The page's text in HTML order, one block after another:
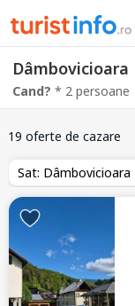
Dâmbovicioara
Cand? * 2 persoane
19 oferte de cazare
Sat: Dâmbovicioara